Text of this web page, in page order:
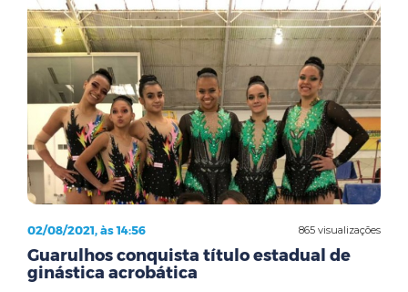
865 visualizações
02/08/2021, às 14:56
Guarulhos conquista título estadual de
ginástica acrobática